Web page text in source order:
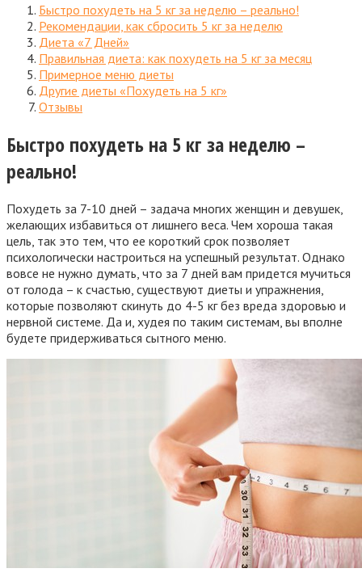
Быстро похудеть на 5 кг за неделю – реально!
Рекомендации, как сбросить 5 кг за неделю
Диета «7 Дней»
Правильная диета: как похудеть на 5 кг за месяц
Примерное меню диеты
Другие диеты «Похудеть на 5 кг»
Отзывы
Быстро похудеть на 5 кг за неделю –
реально!
Похудеть за 7-10 дней – задача многих женщин и девушек,
желающих избавиться от лишнего веса. Чем хороша такая
цель, так это тем, что ее короткий срок позволяет
психологически настроиться на успешный результат. Однако
вовсе не нужно думать, что за 7 дней вам придется мучиться
от голода – к счастью, существуют диеты и упражнения,
которые позволяют скинуть до 4-5 кг без вреда здоровью и
нервной системе. Да и, худея по таким системам, вы вполне
будете придерживаться сытного меню.